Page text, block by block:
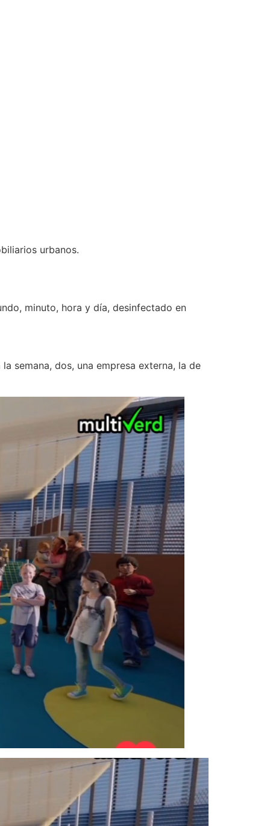
urbanos.
minuto, hora y día, desinfectado en
semana, dos, una empresa externa, la de